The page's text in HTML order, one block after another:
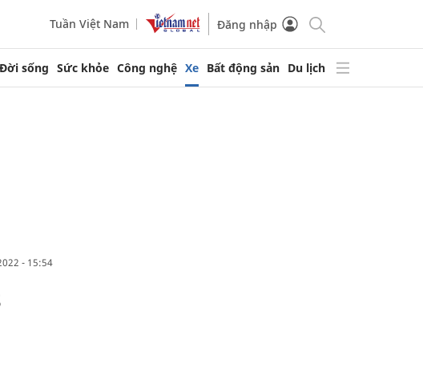
Tuần Việt Nam Đăng nhập
Đời sống Sức khỏe Công nghệ Xe Bất động sản Du lịch
- 15:54